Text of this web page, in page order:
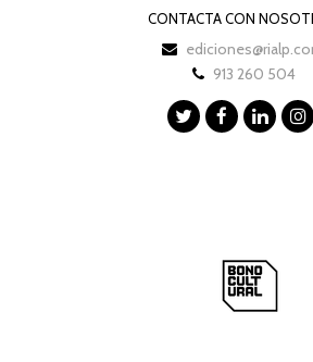
CONTACTA CON
913 260 504